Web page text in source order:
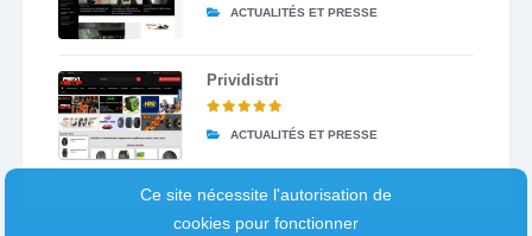
ACTUALITÉS ET PRESSE
Prividistri
ACTUALITÉS ET PRESSE
Ce site nécessite l'autorisation de
cookies pour fonctionner